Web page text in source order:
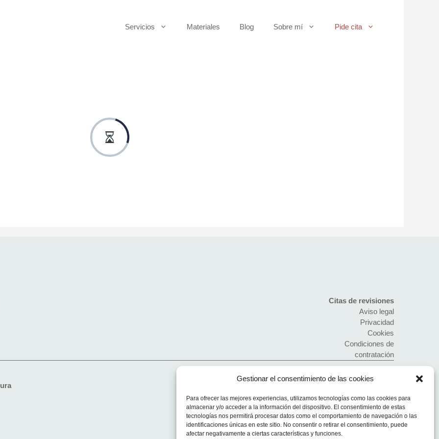
Gestionar el consentimiento de las cookies
Para ofrecer las mejores experiencias, utilizamos tecnologías como las cookies para
almacenar y/o acceder a la información del dispositivo. El consentimiento de estas
tecnologías nos permitirá procesar datos como el comportamiento de navegación o las
identificaciones únicas en este sitio. No consentir o retirar el consentimiento, puede
afectar negativamente a ciertas características y funciones.
Servicios Materiales Blog Sobre mí Pide cita
Citas de revisiones
Aviso legal
Privacidad
Cookies
Condiciones de
contratación